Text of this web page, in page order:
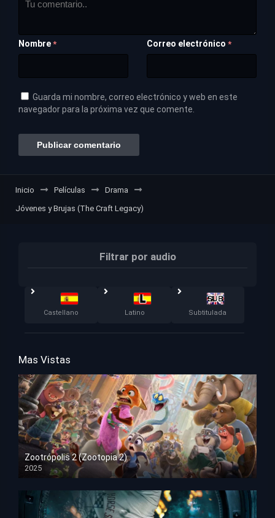
Nombre * Correo electrónico *
Guarda mi nombre, correo electrónico y web en este
navegador para la próxima vez que comente.
Inicio Películas
Drama
Jóvenes y Brujas (The Craft Legacy)
Filtrar por audio
Castellano Latino Subtitulada
Mas Vistas
Zootrópolis 2 (Zootopia 2)
2025
HD 1080p